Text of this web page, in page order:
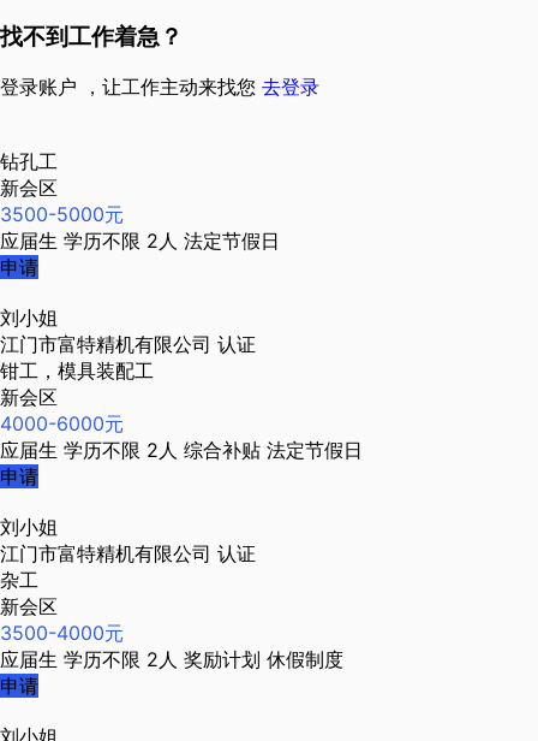
找不到工作着急？
登录账户 ，让工作主动来找您 去登录
钻孔工
新会区
3500-5000元
应届生 学历不限 2人 法定节假日
申请
刘小姐
江门市富特精机有限公司 认证
钳工，模具装配工
新会区
4000-6000元
应届生 学历不限 2人 综合补贴 法定节假日
申请
刘小姐
江门市富特精机有限公司 认证
杂工
新会区
3500-4000元
应届生 学历不限 2人 奖励计划 休假制度
申请